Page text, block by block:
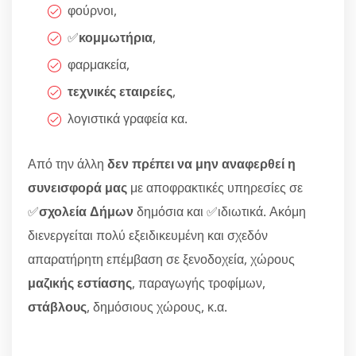
φούρνοι,
✅κομμωτήρια,
φαρμακεία,
τεχνικές εταιρείες,
λογιστικά γραφεία κα.
Από την άλλη δεν πρέπει να μην αναφερθεί η
συνεισφορά μας με αποφρακτικές υπηρεσίες σε
✅σχολεία Δήμωνδημόσια και ✅ιδιωτικά. Ακόμη
διενεργείται πολύ εξειδικευμένη και σχεδόν
απαρατήρητη επέμβαση σε ξενοδοχεία, χώρους
μαζικής εστίασης, παραγωγής τροφίμων,
στάβλους, δημόσιους χώρους, κ.α.